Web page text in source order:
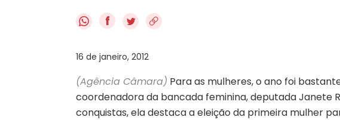
f
16 de janeiro, 2012
(Agência Câmara) Para as mulheres, o ano foi
coordenadora da bancada feminina, deputada Janete
conquistas, ela destaca a eleição da primeira mulher